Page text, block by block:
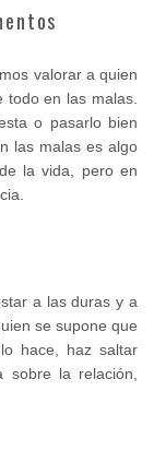
valorar a quien
en las malas.
o pasarlo bien
las malas es algo
la vida, pero en
a las duras y a
se supone que
hace, haz saltar
la relación,